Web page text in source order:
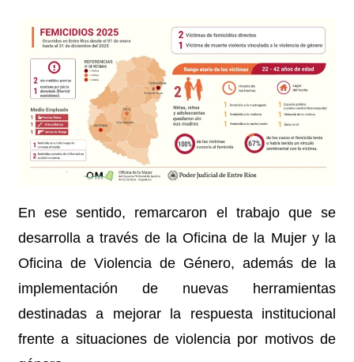
En ese sentido, remarcaron el trabajo que se
desarrolla a través de la Oficina de la Mujer y la
Oficina de Violencia de Género, además de la
implementación de nuevas herramientas
destinadas a mejorar la respuesta institucional
frente a situaciones de violencia por motivos de